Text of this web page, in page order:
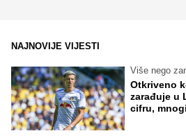
NAJNOVIJE VIJESTI
Više nego
Otkriveno
zarađuje u
cifru,